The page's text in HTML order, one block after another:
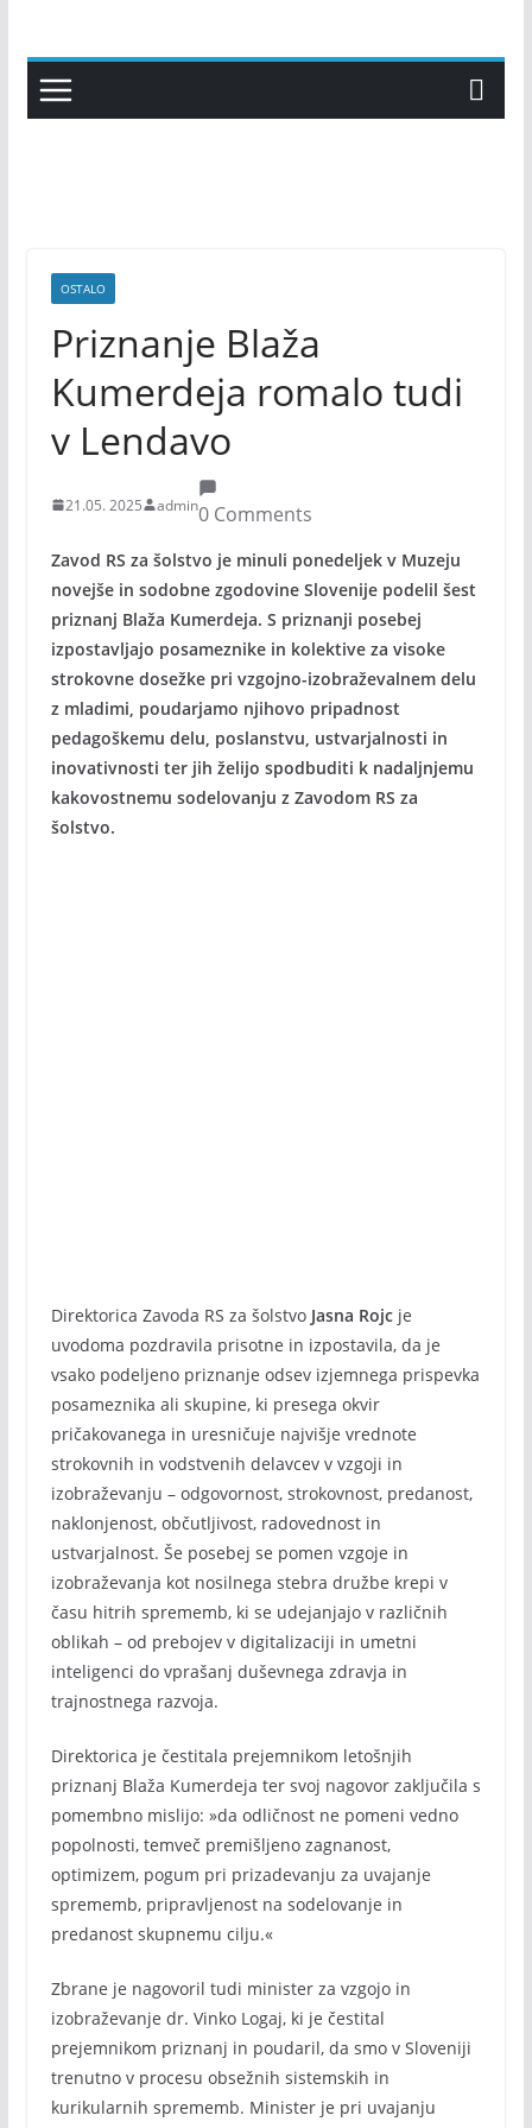
content
OSTALO
Priznanje Blaža
Kumerdeja romalo tudi
v Lendavo
21.05. 2025 admin0 Comments
Zavod RS za šolstvo je minuli ponedeljek v Muzeju
novejše in sodobne zgodovine Slovenije podelil šest
priznanj Blaža Kumerdeja. S priznanji posebej
izpostavljajo posameznike in kolektive za visoke
strokovne dosežke pri vzgojno-izobraževalnem delu
z mladimi, poudarjamo njihovo pripadnost
pedagoškemu delu, poslanstvu, ustvarjalnosti in
inovativnosti ter jih želijo spodbuditi k nadaljnjemu
kakovostnemu sodelovanju z Zavodom RS za
šolstvo.
Direktorica Zavoda RS za šolstvo Jasna Rojcje
uvodoma pozdravila prisotne in izpostavila, da je
vsako podeljeno priznanje odsev izjemnega prispevka
posameznika ali skupine, ki presega okvir
pričakovanega in uresničuje najvišje vrednote
strokovnih in vodstvenih delavcev v vzgoji in
izobraževanju – odgovornost, strokovnost, predanost,
naklonjenost, občutljivost, radovednost in
ustvarjalnost. Še posebej se pomen vzgoje in
izobraževanja kot nosilnega stebra družbe krepi v
času hitrih sprememb, ki se udejanjajo v različnih
oblikah – od prebojev v digitalizaciji in umetni
inteligenci do vprašanj duševnega zdravja in
trajnostnega razvoja.
Direktorica je čestitala prejemnikom letošnjih
priznanj Blaža Kumerdeja ter svoj nagovor zaključila s
pomembno mislijo: »da odličnost ne pomeni vedno
popolnosti, temveč premišljeno zagnanost,
optimizem, pogum pri prizadevanju za uvajanje
sprememb, pripravljenost na sodelovanje in
predanost skupnemu cilju.«
Zbrane je nagovoril tudi minister za vzgojo in
izobraževanje dr. Vinko Logaj, ki je čestital
prejemnikom priznanj in poudaril, da smo v Sloveniji
trenutno v procesu obsežnih sistemskih in
kurikularnih sprememb. Minister je pri uvajanju